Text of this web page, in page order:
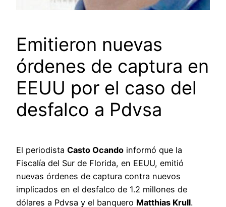
Emitieron nuevas
órdenes de captura en
EEUU por el caso del
desfalco a Pdvsa
El periodista Casto Ocando informó que la
Fiscalía del Sur de Florida, en EEUU, emitió
nuevas órdenes de captura contra nuevos
implicados en el desfalco de 1.2 millones de
dólares a Pdvsa y el banquero Matthias Krull.